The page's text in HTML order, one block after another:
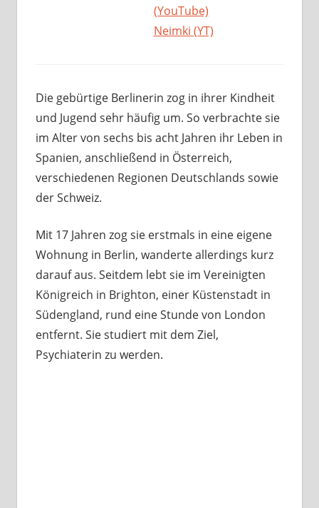
(YouTube)
Neimki (YT)
Die gebürtige Berlinerin zog in ihrer Kindheit
und Jugend sehr häufig um. So verbrachte sie
im Alter von sechs bis acht Jahren ihr Leben in
Spanien, anschließend in Österreich,
verschiedenen Regionen Deutschlands sowie
der Schweiz.
Mit 17 Jahren zog sie erstmals in eine eigene
Wohnung in Berlin, wanderte allerdings kurz
darauf aus. Seitdem lebt sie im Vereinigten
Königreich in Brighton, einer Küstenstadt in
Südengland, rund eine Stunde von London
entfernt. Sie studiert mit dem Ziel,
Psychiaterin zu werden.